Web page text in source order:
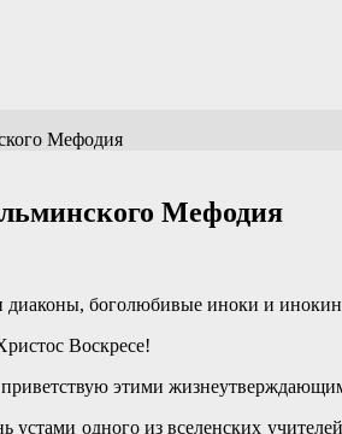
Мефодия
Мефодия
боголюбивые иноки и
Воскресе!
этими
устами одного из вселенских